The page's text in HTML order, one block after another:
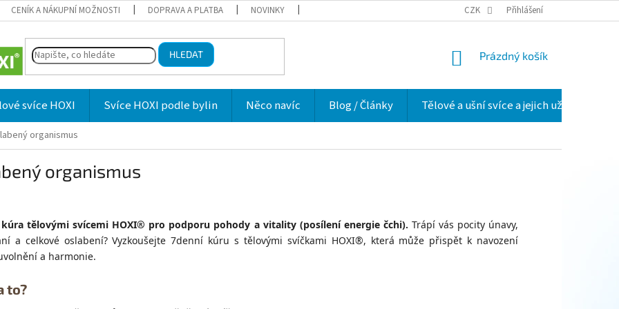
CENÍK A NÁKUPNÍ MOŽNOSTI DOPRAVA A PLATBA NOVINKY HODNOCENÍ OBCHODU O NÁS
CZK Přihlášení
HLEDAT
NÁKUPNÍ
Prázdný košík
svíce HOXI Svíce HOXI podle bylin Něco navíc Blog / Články Tělové a ušní svíce a jejich užití v praxi
organismus
organismus
tělovými svícemi HOXI® pro podporu pohody a vitality (posílení energie čchi). Trápí vás pocity únavy,
a celkové oslabení? Vyzkoušejte 7denní kúru s tělovými svíčkami HOXI®, která může přispět k navození
a harmonie.
to?